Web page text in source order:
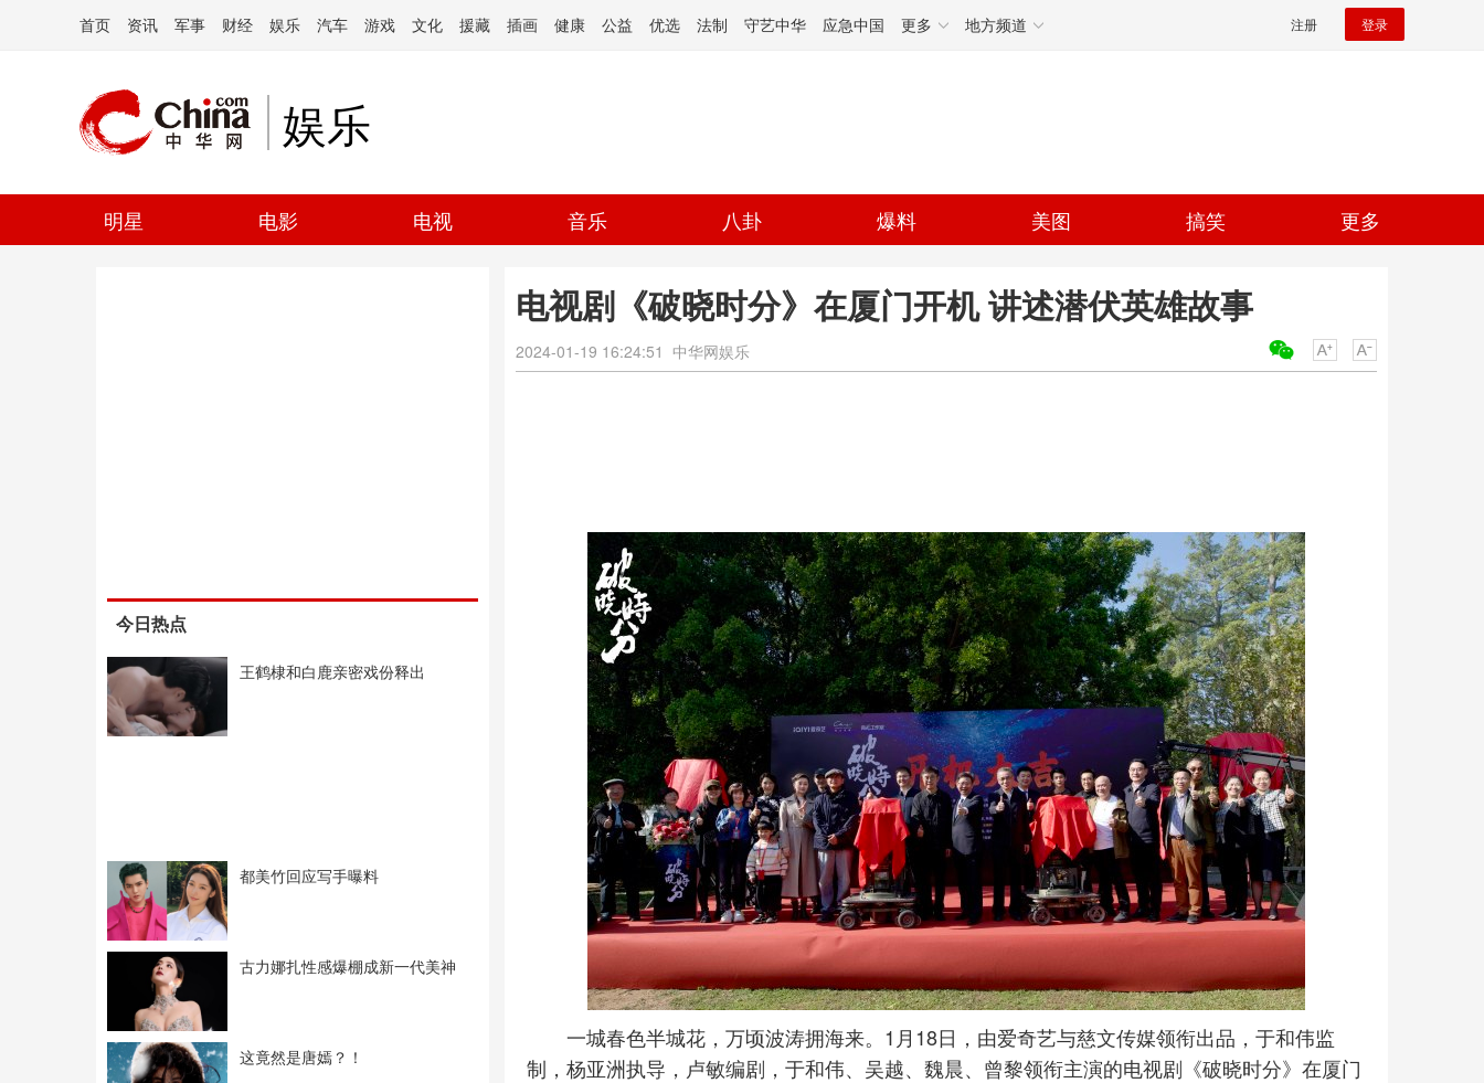
首页 资讯 军事 财经 娱乐 汽车 游戏 文化 援藏 插画 健康 公益 优选 法制 守艺中华 应急中国 更多 地方频道 注册 登录
娱乐
明星 电影 电视 音乐 八卦 爆料 美图 搞笑 更多
今日热点
王鹤棣和白鹿亲密戏份释出
都美竹回应写手曝料
古力娜扎性感爆棚成新一代美神
这竟然是唐嫣？！
电视剧《破晓时分》在厦门开机 讲述潜伏英雄故事
2024-01-19 16:24:51 中华网娱乐
一城春色半城花，万顷波涛拥海来。1月18日，由爱奇艺与慈文传媒领衔出品，于和伟监
制，杨亚洲执导，卢敏编剧，于和伟、吴越、魏晨、曾黎领衔主演的电视剧《破晓时分》在厦门